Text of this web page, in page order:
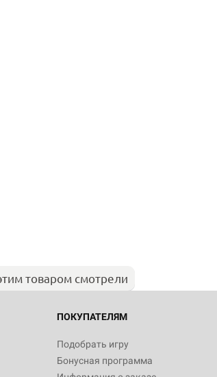
товаром смотрели
ПОКУПАТЕЛЯМ
Подобрать игру
Бонусная программа